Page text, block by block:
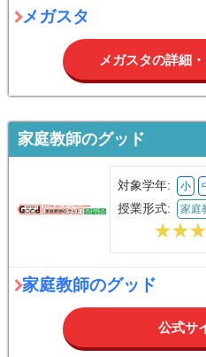
メガスタ
メガスタの詳細
家庭教師のグッド
対象学年: 小
授業形式: 家庭
家庭教師のグッド
公式サ